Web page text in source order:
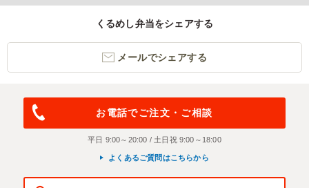
くるめし弁当をシェアする
メールでシェアする
お電話でご注文・ご相談
平日 9:00～20:00 / 土日祝 9:00～18:00
よくあるご質問はこちらから